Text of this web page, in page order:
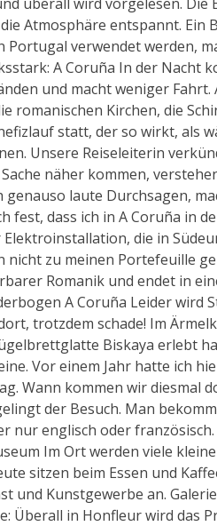
Atmosphäre entspannt. Ein
Portugal verwendet werden,
A Coruña In der Nacht
und macht weniger
romanischen Kirchen, die
statt, der so wirkt, als
Unsere Reiseleiterin
näher kommen,
laute Durchsagen,
fest, dass ich in A Coruña in
die in
nicht zu meinen Portefeuille
Romanik und endet in
A Coruña Leider wird
trotzdem schade! Im
Biskaya erlebt
Vor einem Jahr hatte ich
Wann kommen wir diesmal
der Besuch. Man
nur englisch oder
Im Ort werden viele
sitzen beim Essen und
und Kunstgewerbe an.
Überall in Honfleur wird das